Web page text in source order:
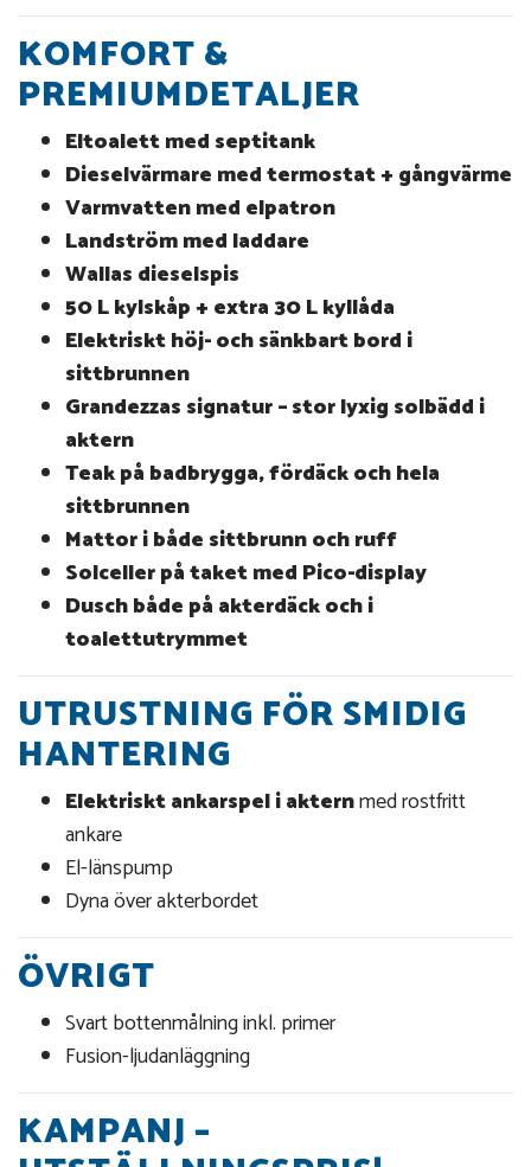
KOMFORT &
PREMIUMDETALJER
Eltoalett med septitank
Dieselvärmare med termostat + gångvärme
Varmvatten med elpatron
Landström med laddare
Wallas dieselspis
50 L kylskåp + extra 30 L kyllåda
Elektriskt höj- och sänkbart bord i
sittbrunnen
Grandezzas signatur – stor lyxig solbädd i
aktern
Teak på badbrygga, fördäck och hela
sittbrunnen
Mattor i både sittbrunn och ruff
Solceller på taket med Pico-display
Dusch både på akterdäck och i
toalettutrymmet
UTRUSTNING FÖR SMIDIG
HANTERING
Elektriskt ankarspel i akternmed rostfritt
ankare
El-länspump
Dyna över akterbordet
ÖVRIGT
Svart bottenmålning inkl. primer
Fusion-ljudanläggning
KAMPANJ –